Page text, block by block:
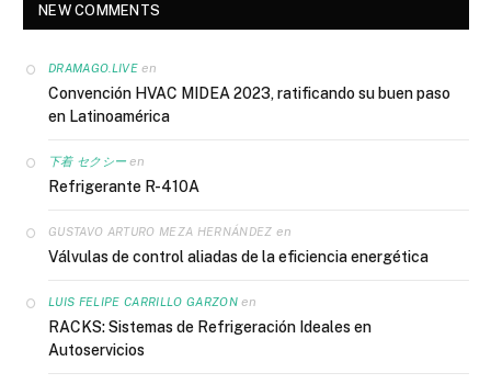
NEW COMMENTS
DRAMAGO.LIVEen
Convención HVAC MIDEA 2023, ratificando su buen paso
en Latinoamérica
下着 セクシー en
Refrigerante R-410A
GUSTAVO ARTURO MEZA HERNÁNDEZ en
Válvulas de control aliadas de la eficiencia energética
LUIS FELIPE CARRILLO GARZONen
RACKS: Sistemas de Refrigeración Ideales en
Autoservicios